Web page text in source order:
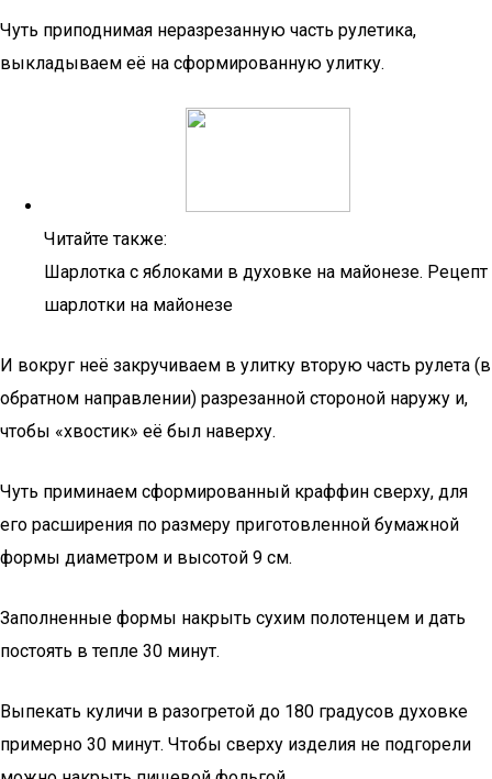
Чуть приподнимая неразрезанную часть рулетика,
выкладываем её на сформированную улитку.
Читайте также:
Шарлотка с яблоками в духовке на майонезе. Рецепт
шарлотки на майонезе
И вокруг неё закручиваем в улитку вторую часть рулета (в
обратном направлении) разрезанной стороной наружу и,
чтобы «хвостик» её был наверху.
Чуть приминаем сформированный краффин сверху, для
его расширения по размеру приготовленной бумажной
формы диаметром и высотой 9 см.
Заполненные формы накрыть сухим полотенцем и дать
постоять в тепле 30 минут.
Выпекать куличи в разогретой до 180 градусов духовке
примерно 30 минут. Чтобы сверху изделия не подгорели